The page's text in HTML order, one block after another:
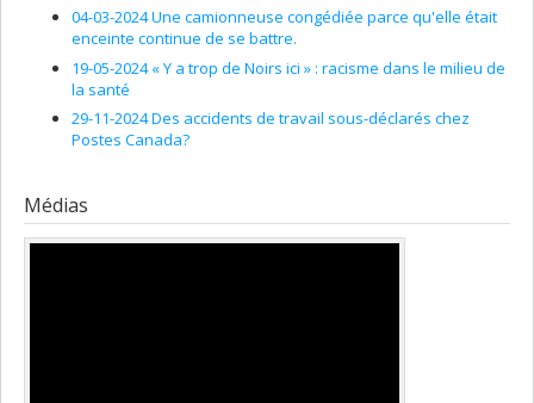
04-03-2024 Une camionneuse congédiée parce qu'elle était
enceinte continue de se battre.
19-05-2024 « Y a trop de Noirs ici » : racisme dans le milieu de
la santé
29-11-2024 Des accidents de travail sous-déclarés chez
Postes Canada?
Médias